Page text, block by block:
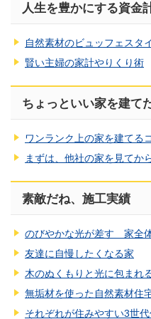
人生を豊かにする資金
自然素材のビュッフェスタ
賢い主婦の家計やりくり術
ちょっといい家を建て
ワンランク上の家を建てる
まずは、他社の家を見てか
素敵だね、施工実績
のびやかな光が差す 家全
友達に自慢したくなる家
木のぬくもりと光に包まれ
無垢材を使った自然素材住
それぞれが住みやすい3世